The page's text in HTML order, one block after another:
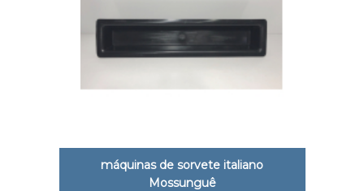
máquinas de sorvete italiano
Mossunguê